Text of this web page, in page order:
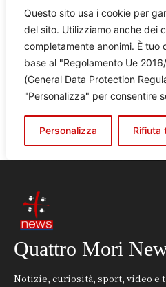
Quattro Mori
Notizie, curiosità, sport, video e